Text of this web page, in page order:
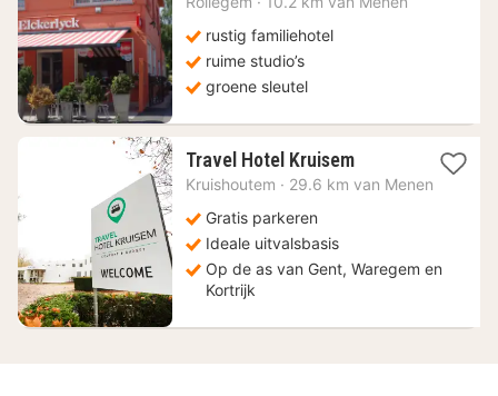
rustig familiehotel
ruime studio’s
groene sleutel
Travel Hotel Kruisem1
nacht
Kruishoutem · 29.6 km van Menen
Gratis parkeren
Ideale uitvalsbasis
Op de as van Gent, Waregem en
Kortrijk